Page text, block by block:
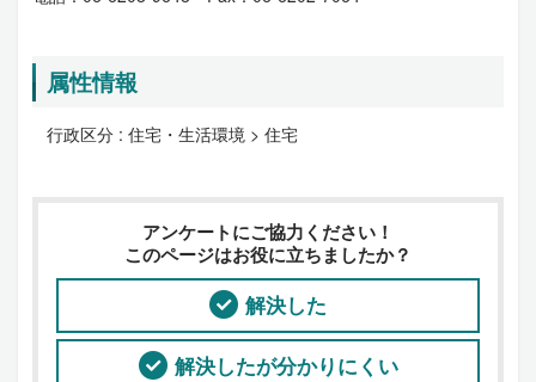
属性情報
行政区分 : 住宅・生活環境 > 住宅
アンケートにご協力ください！
このページはお役に立ちましたか？
解決した
解決したが分かりにくい